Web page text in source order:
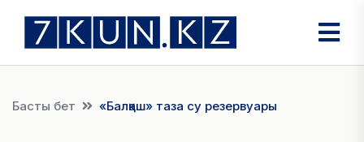
Басты бет «Балқаш» таза су резервуары